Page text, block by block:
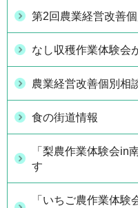
第2回農業経営改善
なし収穫作業体験会
農業経営改善個別相
食の街道情報
「梨農作業体験会in
す
「いちご農作業体